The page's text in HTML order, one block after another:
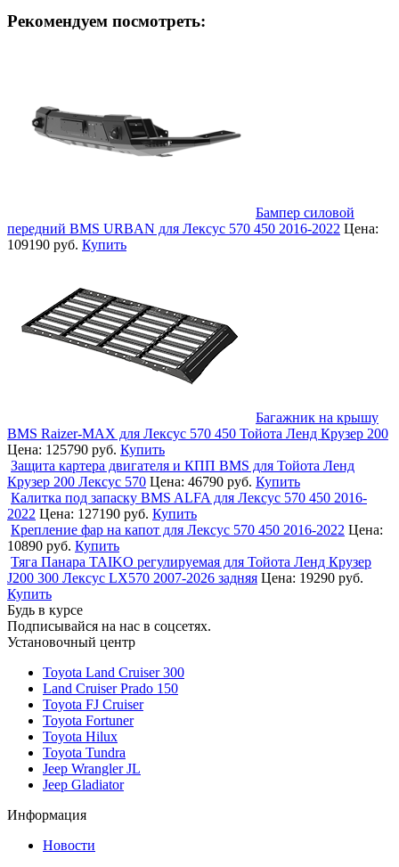
Рекомендуем посмотреть:
Бампер силовой
передний BMS URBAN для Лексус 570 450 2016-2022 Цена:
109190 руб. Купить
Багажник на крышу
BMS Raizer-MAX для Лексус 570 450 Тойота Ленд Крузер 200
Цена: 125790 руб. Купить
Защита картера двигателя и КПП BMS для Тойота Ленд
Крузер 200 Лексус 570 Цена: 46790 руб. Купить
Калитка под запаску BMS ALFA для Лексус 570 450 2016-
2022 Цена: 127190 руб. Купить
Крепление фар на капот для Лексус 570 450 2016-2022 Цена:
10890 руб. Купить
Тяга Панара TAIKO регулируемая для Тойота Ленд Крузер
J200 300 Лексус LX570 2007-2026 задняя Цена: 19290 руб.
Купить
Будь в курсе
Подписывайся на нас в соцсетях.
Установочный центр
Toyota Land Cruiser 300
Land Cruiser Prado 150
Toyota FJ Cruiser
Toyota Fortuner
Toyota Hilux
Toyota Tundra
Jeep Wrangler JL
Jeep Gladiator
Информация
Новости